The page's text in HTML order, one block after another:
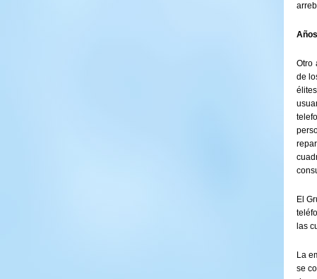
Otro
de
El
las
La
se